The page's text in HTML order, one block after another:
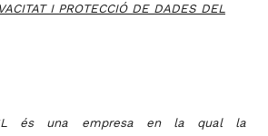
I PROTECCIÓ DE DADES DEL
és una empresa en la qual la